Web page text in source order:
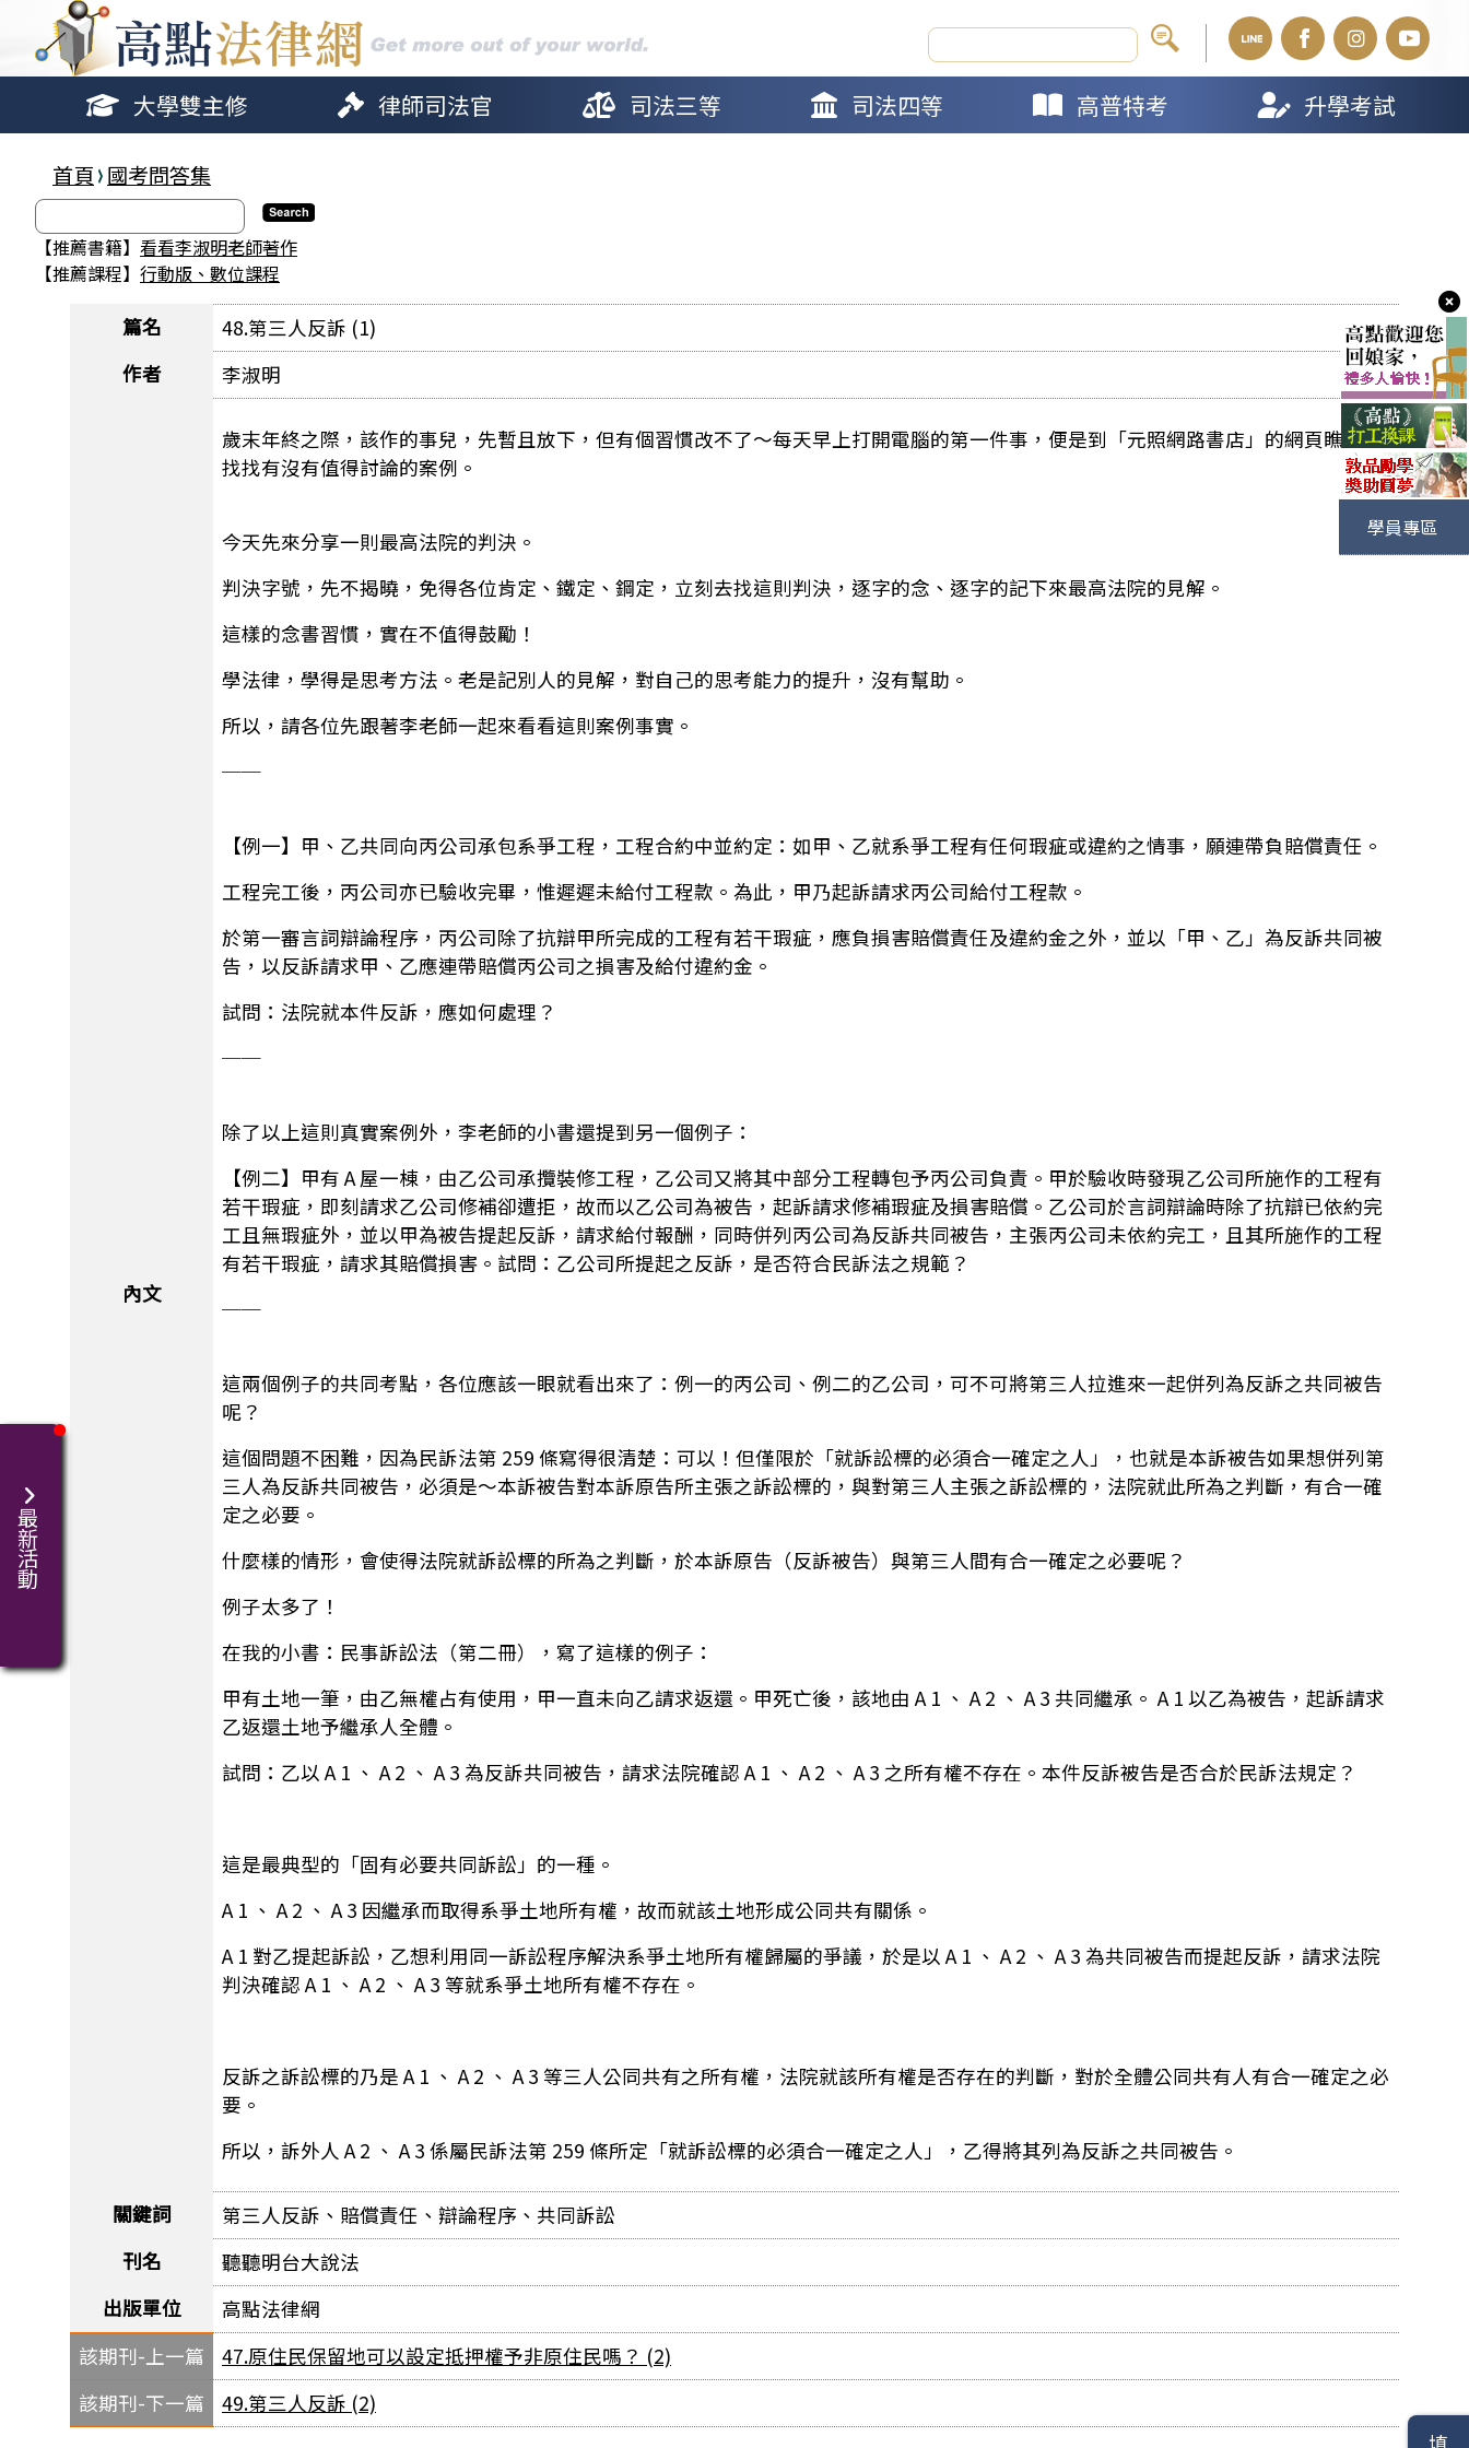
大學雙主修 律師司法官 司法三等 司法四等 高普特考 升學考試
首頁 國考問答集
【推薦書籍】 看看李淑明老師著作
【推薦課程】 行動版、數位課程
篇名
48.第三人反訴 (1)
作者
李淑明
內文
歲末年終之際，該作的事兒，先暫且放下，但有個習慣改不了～每天早上打開電腦的第一件事，便是到「元照網路書店」的網頁瞧瞧，
找找有沒有值得討論的案例。
今天先來分享一則最高法院的判決。
判決字號，先不揭曉，免得各位肯定、鐵定、鋼定，立刻去找這則判決，逐字的念、逐字的記下來最高法院的見解。
這樣的念書習慣，實在不值得鼓勵！
學法律，學得是思考方法。老是記別人的見解，對自己的思考能力的提升，沒有幫助。
所以，請各位先跟著李老師一起來看看這則案例事實。
──
【例一】甲、乙共同向丙公司承包系爭工程，工程合約中並約定：如甲、乙就系爭工程有任何瑕疵或違約之情事，願連帶負賠償責任。
工程完工後，丙公司亦已驗收完畢，惟遲遲未給付工程款。為此，甲乃起訴請求丙公司給付工程款。
於第一審言詞辯論程序，丙公司除了抗辯甲所完成的工程有若干瑕疵，應負損害賠償責任及違約金之外，並以「甲、乙」為反訴共同被
告，以反訴請求甲、乙應連帶賠償丙公司之損害及給付違約金。
試問：法院就本件反訴，應如何處理？
──
除了以上這則真實案例外，李老師的小書還提到另一個例子：
【例二】甲有 A 屋一棟，由乙公司承攬裝修工程，乙公司又將其中部分工程轉包予丙公司負責。甲於驗收時發現乙公司所施作的工程有
若干瑕疵，即刻請求乙公司修補卻遭拒，故而以乙公司為被告，起訴請求修補瑕疵及損害賠償。乙公司於言詞辯論時除了抗辯已依約完
工且無瑕疵外，並以甲為被告提起反訴，請求給付報酬，同時併列丙公司為反訴共同被告，主張丙公司未依約完工，且其所施作的工程
有若干瑕疵，請求其賠償損害。試問：乙公司所提起之反訴，是否符合民訴法之規範？
──
這兩個例子的共同考點，各位應該一眼就看出來了：例一的丙公司、例二的乙公司，可不可將第三人拉進來一起併列為反訴之共同被告
呢？
這個問題不困難，因為民訴法第 259 條寫得很清楚：可以！但僅限於「就訴訟標的必須合一確定之人」，也就是本訴被告如果想併列第
三人為反訴共同被告，必須是～本訴被告對本訴原告所主張之訴訟標的，與對第三人主張之訴訟標的，法院就此所為之判斷，有合一確
定之必要。
什麼樣的情形，會使得法院就訴訟標的所為之判斷，於本訴原告（反訴被告）與第三人間有合一確定之必要呢？
例子太多了！
在我的小書：民事訴訟法（第二冊），寫了這樣的例子：
甲有土地一筆，由乙無權占有使用，甲一直未向乙請求返還。甲死亡後，該地由 A 1 、 A 2 、 A 3 共同繼承。 A 1 以乙為被告，起訴請求
乙返還土地予繼承人全體。
試問：乙以 A 1 、 A 2 、 A 3 為反訴共同被告，請求法院確認 A 1 、 A 2 、 A 3 之所有權不存在。本件反訴被告是否合於民訴法規定？
這是最典型的「固有必要共同訴訟」的一種。
A 1 、 A 2 、 A 3 因繼承而取得系爭土地所有權，故而就該土地形成公同共有關係。
A 1 對乙提起訴訟，乙想利用同一訴訟程序解決系爭土地所有權歸屬的爭議，於是以 A 1 、 A 2 、 A 3 為共同被告而提起反訴，請求法院
判決確認 A 1 、 A 2 、 A 3 等就系爭土地所有權不存在。
反訴之訴訟標的乃是 A 1 、 A 2 、 A 3 等三人公同共有之所有權，法院就該所有權是否存在的判斷，對於全體公同共有人有合一確定之必
要。
所以，訴外人 A 2 、 A 3 係屬民訴法第 259 條所定「就訴訟標的必須合一確定之人」，乙得將其列為反訴之共同被告。
關鍵詞
第三人反訴、賠償責任、辯論程序、共同訴訟
刊名
聽聽明台大說法
出版單位
高點法律網
該期刊-上一篇
47.原住民保留地可以設定抵押權予非原住民嗎？ (2)
該期刊-下一篇
49.第三人反訴 (2)
學員專區
最新活動